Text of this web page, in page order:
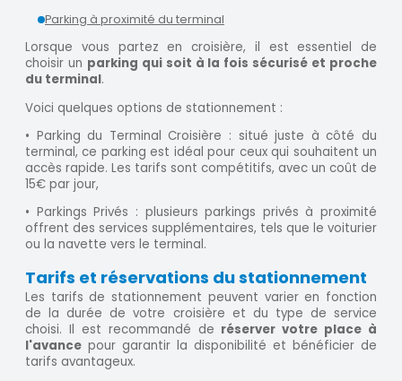
Parking à proximité du terminal
Lorsque vous partez en croisière, il est essentiel de
choisir un parking qui soit à la fois sécurisé et proche
du terminal.
Voici quelques options de stationnement :
• Parking du Terminal Croisière : situé juste à côté du
terminal, ce parking est idéal pour ceux qui souhaitent un
accès rapide. Les tarifs sont compétitifs, avec un coût de
15€ par jour,
• Parkings Privés : plusieurs parkings privés à proximité
offrent des services supplémentaires, tels que le voiturier
ou la navette vers le terminal.
Tarifs et réservations du stationnement
Les tarifs de stationnement peuvent varier en fonction
de la durée de votre croisière et du type de service
choisi. Il est recommandé de réserver votre place à
l'avance pour garantir la disponibilité et bénéficier de
tarifs avantageux.